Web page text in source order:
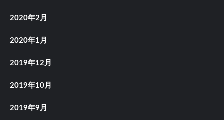
2020年2月
2020年1月
2019年12月
2019年10月
2019年9月